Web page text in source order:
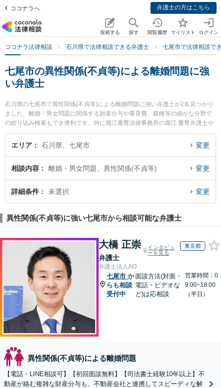
ココナラへ 弁護士の方はこちら
投稿する 探す 閲覧履歴 マイリスト ログイン
ココナラ法律相談 石川県で法律相談できる弁護士 七尾市で法律相談で
七尾市の異性関係(不貞等)による離婚問題に強
い弁護士
石川県の七尾市で異性関係(不貞等)による離婚問題に強い弁護士が2名見つかり
ました。離婚・男女問題に関係する財産分与や養育費、親権等の細かな分野で
の絞り込み検索もでき便利です。特に堀江重尊法律事務所の堀江 重尊弁護士や
弁護士法人出口法律事務所 七尾事務所の宮崎 昇一郎弁護士のプロフィール情報
や弁護士費用、強みなどが注目されています。『七尾市で土日や夜間に発生し
検索したい』『初回相談無料で異性関係(不貞等)による離婚問題を法律相談でき
る七尾市内の弁護士に相談予約したい』などでお困りの相談者さんにおすすめ
です。
エリア 石川県、七尾市 変更
相談内容 離婚・男女問題、異性関係(不貞等) 変更
詳細条件 未選択 変更
異性関係(不貞等)に強い七尾市から相談可能な弁護士
大橋 正崇
弁護士
インタビュ
ーを見る
東京都
弁護士法人AO
七尾市 か
らも相談
受付中
面談方法(対面・
電話・ビデオな
ど)は応相談
営業時間：0
9:00~18:00
（平日）
異性関係(不貞等)による離婚問題
【電話・LINE相談可】【初回面談無料】【司法書士経験10年以上】不
動産が絡む複雑な財産分与も、不動産会社と連携してスピーディな解